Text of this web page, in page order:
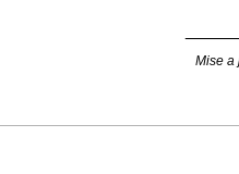
Mise a